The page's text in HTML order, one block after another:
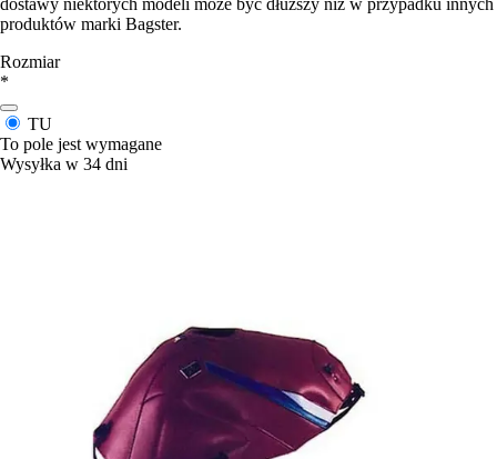
dostawy niektórych modeli może być dłuższy niż w przypadku innych
produktów marki Bagster.
Rozmiar
*
TU
To pole jest wymagane
Wysyłka w 34 dni